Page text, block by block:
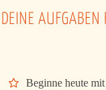
DEINE AUFGABEN
Beginne heute